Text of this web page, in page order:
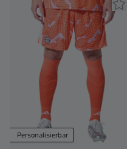
Personalisierbar